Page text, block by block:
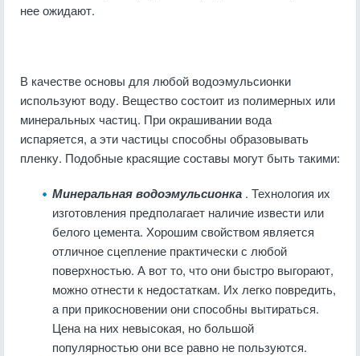
нее ожидают.
В качестве основы для любой водоэмульсионки
используют воду. Вещество состоит из полимерных или
минеральных частиц. При окрашивании вода
испаряется, а эти частицы способны образовывать
пленку. Подобные красящие составы могут быть такими:
Минеральная водоэмульсионка . Технология их
изготовления предполагает наличие извести или
белого цемента. Хорошим свойством является
отличное сцепление практически с любой
поверхностью. А вот то, что они быстро выгорают,
можно отнести к недостаткам. Их легко повредить,
а при прикосновении они способны вытираться.
Цена на них невысокая, но большой
популярностью они все равно не пользуются.